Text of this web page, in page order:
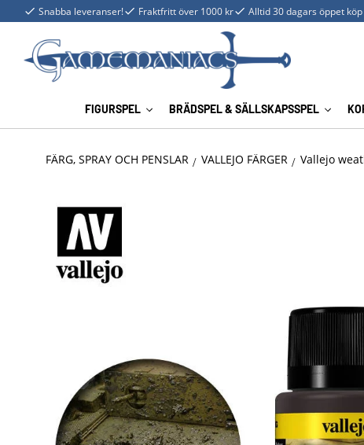
Snabba leveranser! Fraktfritt över 1000 kr Alltid 30 dagars öppet köp
FIGURSPEL BRÄDSPEL & SÄLLSKAPSSPEL
FÄRG, SPRAY OCH PENSLAR VALLEJO FÄRGER Vallejo